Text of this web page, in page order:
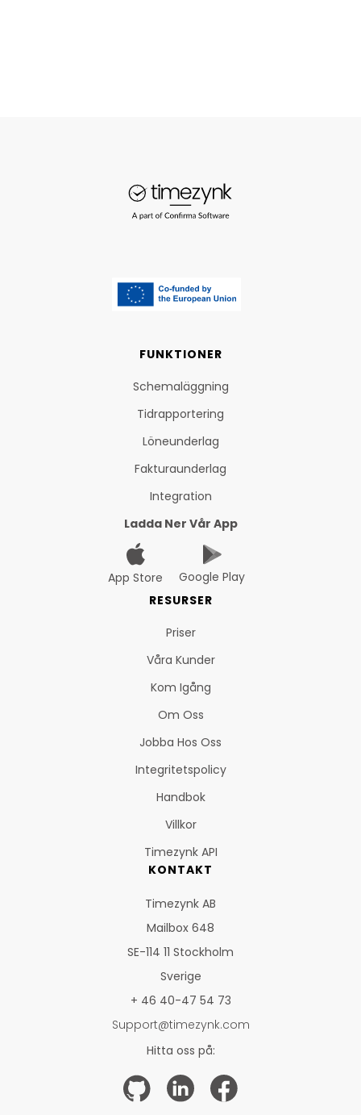
FUNKTIONER
Schemaläggning
Tidrapportering
Löneunderlag
Fakturaunderlag
Integration
Ladda Ner Vår App
App Store
Google Play
RESURSER
Priser
Våra Kunder
Kom Igång
Om Oss
Jobba Hos Oss
Integritetspolicy
Handbok
Villkor
Timezynk API
KONTAKT
Timezynk AB
Mailbox 648
SE-114 11 Stockholm
Sverige
+ 46 40-47 54 73
Support@timezynk.com
Hitta oss på: